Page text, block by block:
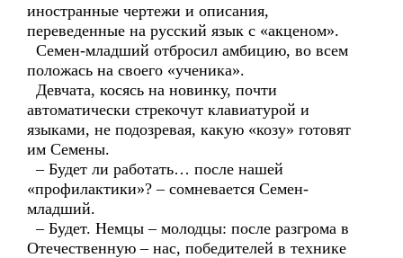
иностранные чертежи и описания,
переведенные на русский язык с «акценом».
Семен-младший отбросил амбицию, во всем
положась на своего «ученика».
Девчата, косясь на новинку, почти
автоматически стрекочут клавиатурой и
языками, не подозревая, какую «козу» готовят
им Семены.
– Будет ли работать… после нашей
«профилактики»? – сомневается Семен-
младший.
– Будет. Немцы – молодцы: после разгрома в
Отечественную – нас, победителей в технике